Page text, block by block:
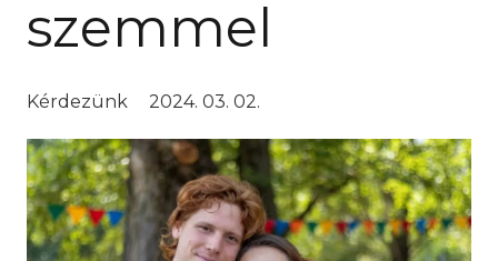
szemmel
Kérdezünk 2024. 03. 02.